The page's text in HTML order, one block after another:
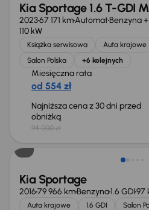
Kia Sportage 1.6 T-GDI
202367 171 kmAutomatBenzyna
110 kW
Książka serwisowa Auta krajowe
Salon Polska
+6 kolejnych
Miesięczna rata
od 554 zł
Najniższa cena z 30 dni przed
obniżką
94 000 zł
Taniej o 2 000 zł
Kia Sportage
201679 966 kmBenzyna1.6 GDI97
Auta krajowe 1.6 GDI Salon